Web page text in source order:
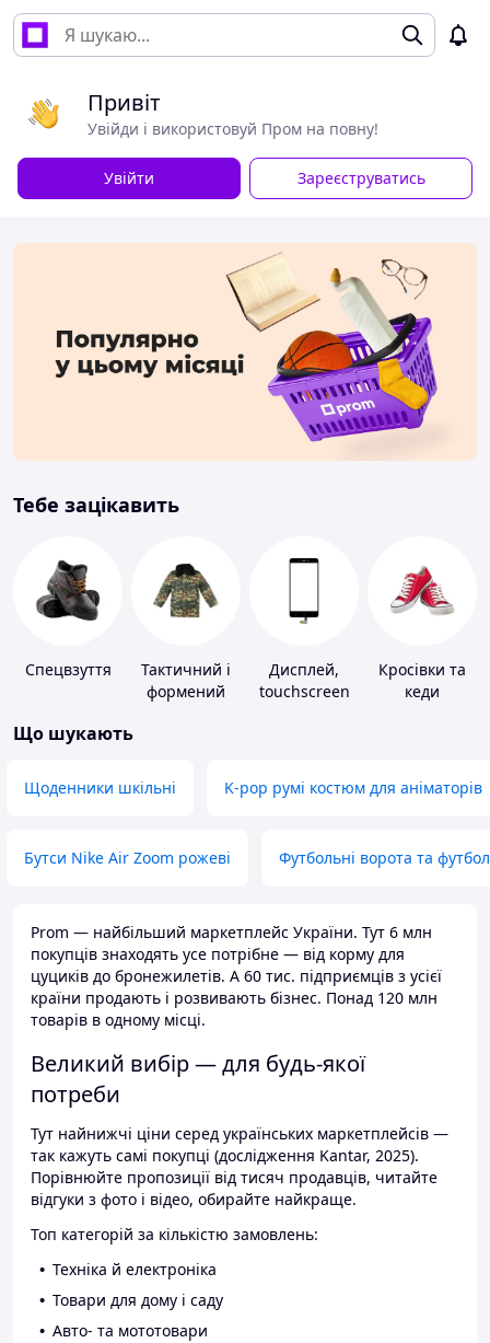
Привіт
Увійди і використовуй Пром на повну!
Увійти Зареєструватись
Тебе зацікавить
Спецвзуття
Тактичний і
формений
Дисплей,
touchscreen
Кросівки та
кеди
Що шукають
Щоденники шкільні K-pop румі костюм для аніматорів
Бутси Nike Air Zoom рожеві Футбольні ворота та
Prom — найбільший маркетплейс України. Тут 6 млн
покупців знаходять усе потрібне — від корму для
цуциків до бронежилетів. А 60 тис. підприємців з усієї
країни продають і розвивають бізнес. Понад 120 млн
товарів в одному місці.
Великий вибір — для будь-якої
потреби
Тут найнижчі ціни серед українських маркетплейсів —
так кажуть самі покупці (дослідження Kantar, 2025).
Порівнюйте пропозиції від тисяч продавців, читайте
відгуки з фото і відео, обирайте найкраще.
Топ категорій за кількістю замовлень:
Техніка й електроніка
Товари для дому і саду
Авто- та мототовари